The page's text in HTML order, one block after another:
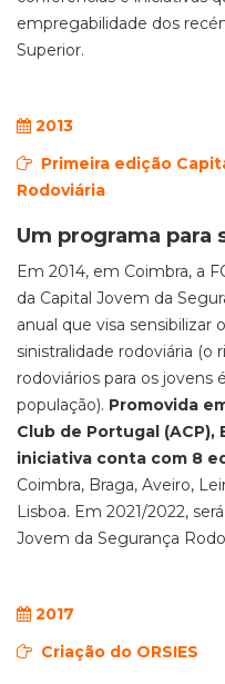
empregabilidade dos
Superior.
2013
Primeira edição
Rodoviária
Um programa para
Em 2014, em Coimbra, a
da Capital Jovem da
anual que visa sensibilizar
sinistralidade rodoviária
rodoviários para os jovens
população). Promovida
Club de Portugal (ACP),
iniciativa conta com 8
Coimbra, Braga, Aveiro,
Lisboa. Em 2021/2022,
Jovem da Segurança
2017
Criação do ORSIES